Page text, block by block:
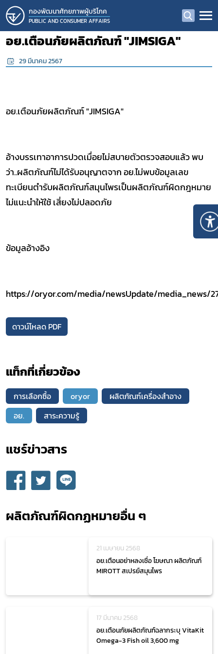
กองพัฒนาศักยภาพผู้บริโภค
PUBLIC AND CONSUMER AFFAIRS
อย.เตือนภัยผลิตภัณฑ์ "JIMSIGA"
29 มีนาคม 2567
อย.เตือนภัยผลิตภัณฑ์ "JIMSIGA"
อ้างบรรเทาอาการปวดเมื่อยไม่สบายตัวตรวจสอบแล้ว พบ
ว่า..ผลิตภัณฑ์ไม่ได้รับอนุญาตจาก อย.ไม่พบข้อมูลเลข
ทะเบียนตำรับผลิตภัณฑ์สมุนไพรเป็นผลิตภัณฑ์ผิดกฎหมาย
ไม่แนะนำให้ใช้ เสี่ยงไม่ปลอดภัย
ข้อมูลอ้างอิง
https://oryor.com/media/newsUpdate/media_news/
ดาวน์โหลด PDF
แท็กที่เกี่ยวข้อง
การเลือกซื้อ oryor
ผลิตภัณฑ์เครื่องสำอาง
อย.
สาระความรู้
แชร์ข่าวสาร​
ผลิตภัณฑ์ผิดกฏหมายอื่น ๆ
21 เมษายน 2568
อย.เตือนอย่าหลงเชื่อ โฆษณา ผลิตภัณฑ์
MIROTT สเปรย์สมุนไพร
17 มีนาคม 2568
อย.เตือนภัยผลิตภัณฑ์ฉลากระบุ VitaKit
Omega-3 Fish oil 3,600 mg